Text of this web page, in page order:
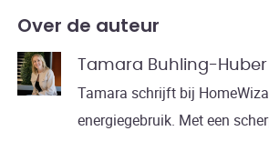
Over de auteur
Tamara Buhling-Huber
Tamara schrijft bij
energiegebruik. Met een